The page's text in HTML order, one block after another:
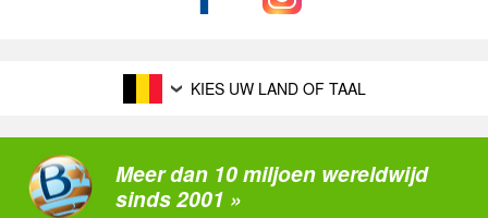
KIES UW LAND OF TAAL
Meer dan 10 miljoen wereldwijd
sinds 2001 »